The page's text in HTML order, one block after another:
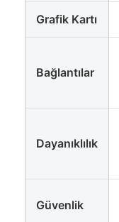
Grafik Kartı
Bağlantılar
Dayanıklılık
Güvenlik